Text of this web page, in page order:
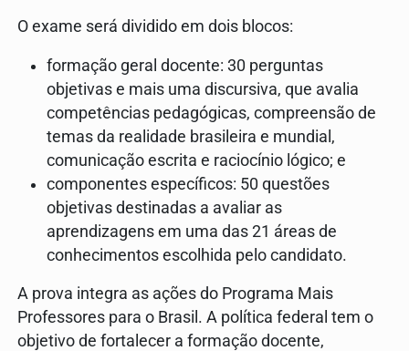
O exame será dividido em dois blocos:
formação geral docente: 30 perguntas
objetivas e mais uma discursiva, que avalia
competências pedagógicas, compreensão de
temas da realidade brasileira e mundial,
comunicação escrita e raciocínio lógico; e
componentes específicos: 50 questões
objetivas destinadas a avaliar as
aprendizagens em uma das 21 áreas de
conhecimentos escolhida pelo candidato.
A prova integra as ações do Programa Mais
Professores para o Brasil. A política federal tem o
objetivo de fortalecer a formação docente,